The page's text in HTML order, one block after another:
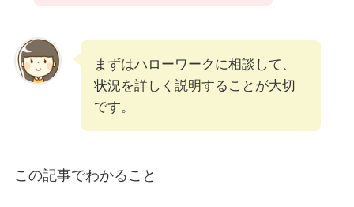
まずはハローワークに相談して、
状況を詳しく説明することが大切
です。
この記事でわかること